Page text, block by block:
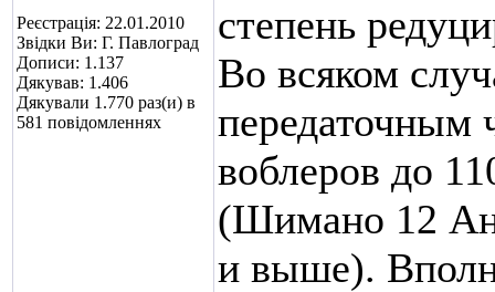
Реєстрація: 22.01.2010
Звідки Ви: Г. Павлоград
Дописи: 1.137
Дякував: 1.406
Дякували 1.770 раз(и) в
581 повідомленнях
степень
Во всяком
передаточным
воблеров до
(Шимано 12
и выше).